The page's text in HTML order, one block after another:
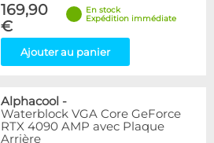
169,90
€
En stock
Expédition immédiate
Ajouter au panier
Alphacool -
Waterblock VGA Core GeForce
RTX 4090 AMP avec Plaque
Arrière